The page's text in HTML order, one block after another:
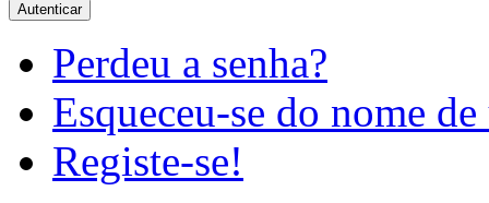
Autenticar
Perdeu a senha?
Esqueceu-se do nome
Registe-se!